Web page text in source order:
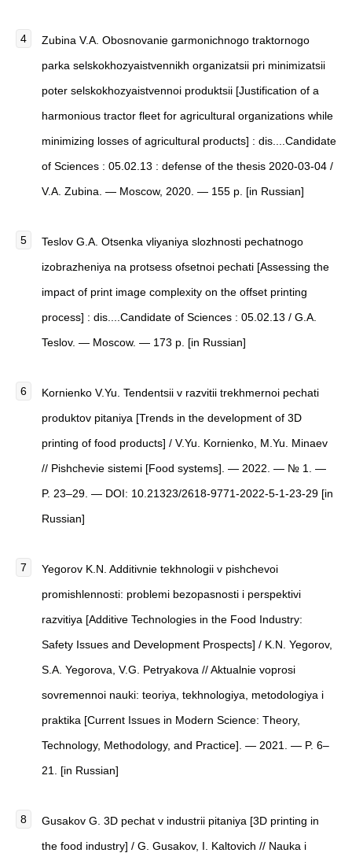
Zubina V.A. Obosnovanie garmonichnogo traktornogo
parka selskokhozyaistvennikh organizatsii pri minimizatsii
poter selskokhozyaistvennoi produktsii [Justification of a
harmonious tractor fleet for agricultural organizations while
minimizing losses of agricultural products] : dis....Candidate
of Sciences : 05.02.13 : defense of the thesis 2020-03-04 /
V.A. Zubina. — Moscow, 2020. — 155 p. [in Russian]
Teslov G.A. Otsenka vliyaniya slozhnosti pechatnogo
izobrazheniya na protsess ofsetnoi pechati [Assessing the
impact of print image complexity on the offset printing
process] : dis....Candidate of Sciences : 05.02.13 / G.A.
Teslov. — Moscow. — 173 p. [in Russian]
Kornienko V.Yu. Tendentsii v razvitii trekhmernoi pechati
produktov pitaniya [Trends in the development of 3D
printing of food products] / V.Yu. Kornienko, M.Yu. Minaev
// Pishchevie sistemi [Food systems]. — 2022. — № 1. —
P. 23–29. — DOI: 10.21323/2618-9771-2022-5-1-23-29 [in
Russian]
Yegorov K.N. Additivnie tekhnologii v pishchevoi
promishlennosti: problemi bezopasnosti i perspektivi
razvitiya [Additive Technologies in the Food Industry:
Safety Issues and Development Prospects] / K.N. Yegorov,
S.A. Yegorova, V.G. Petryakova // Aktualnie voprosi
sovremennoi nauki: teoriya, tekhnologiya, metodologiya i
praktika [Current Issues in Modern Science: Theory,
Technology, Methodology, and Practice]. — 2021. — P. 6–
21. [in Russian]
Gusakov G. 3D pechat v industrii pitaniya [3D printing in
the food industry] / G. Gusakov, I. Kaltovich // Nauka i